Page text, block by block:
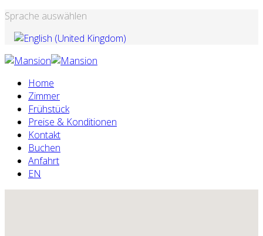
Sprache auswählen
Home
Zimmer
Frühstück
Preise & Konditionen
Kontakt
Buchen
Anfahrt
EN